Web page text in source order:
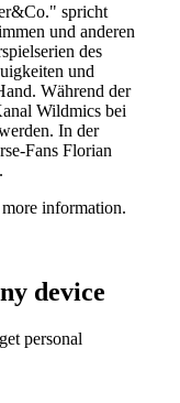
spricht
und anderen
des
und
Während der
Wildmics bei
In der
Fans Florian
information.
device
personal